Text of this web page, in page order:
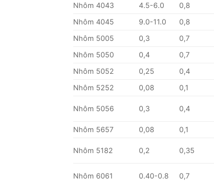
Nhôm 4043
4.5-6.0 0,8
Nhôm 4045
9.0-11.0 0,8
Nhôm 5005
0,3 0,7
Nhôm 5050
0,4 0,7
Nhôm 5052
0,25 0,4
Nhôm 5252
0,08 0,1
Nhôm 5056 0,3 0,4
Nhôm 5657 0,08 0,1
Nhôm 5182 0,2 0,35
Nhôm 6061 0.40-0.8 0,7